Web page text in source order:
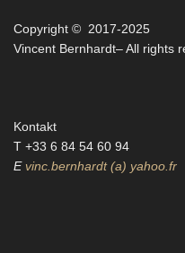
Copyright © 2017-2025
Vincent Bernhardt– All rights
Kontakt
T +33 6 84 54 60 94‬
E vinc.bernhardt (a) yahoo.fr